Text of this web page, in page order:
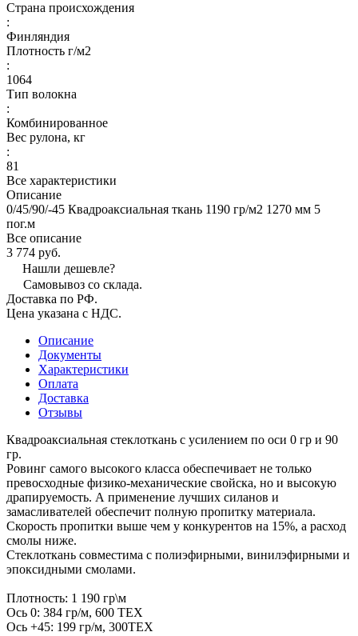
Страна происхождения
:
Финляндия
Плотность г/м2
:
1064
Тип волокна
:
Комбинированное
Вес рулона, кг
:
81
Все характеристики
Описание
0/45/90/-45 Квадроаксиальная ткань 1190 гр/м2 1270 мм 5
пог.м
Все описание
3 774 руб.
Нашли дешевле?
Самовывоз со склада.
Доставка по РФ.
Цена указана с НДС.
Описание
Документы
Характеристики
Оплата
Доставка
Отзывы
Квадроаксиальная стеклоткань с усилением по оси 0 гр и 90
гр.
Ровинг самого высокого класса обеспечивает не только
превосходные физико-механические свойска, но и высокую
драпируемость. А применение лучших силанов и
замасливателей обеспечит полную пропитку материала.
Скорость пропитки выше чем у конкурентов на 15%, а расход
смолы ниже.
Стеклоткань совместима с полиэфирными, винилэфирными и
эпоксидными смолами.
Плотность: 1 190 гр\м
Ось 0: 384 гр/м, 600 ТЕХ
Ось +45: 199 гр/м, 300ТЕХ